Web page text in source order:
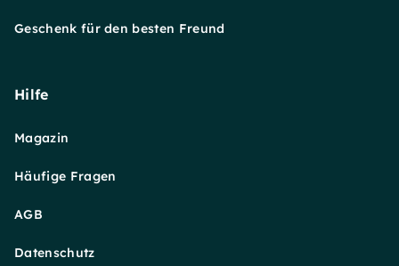
Geschenk für den besten Freund
Hilfe
Magazin
Häufige Fragen
AGB
Datenschutz